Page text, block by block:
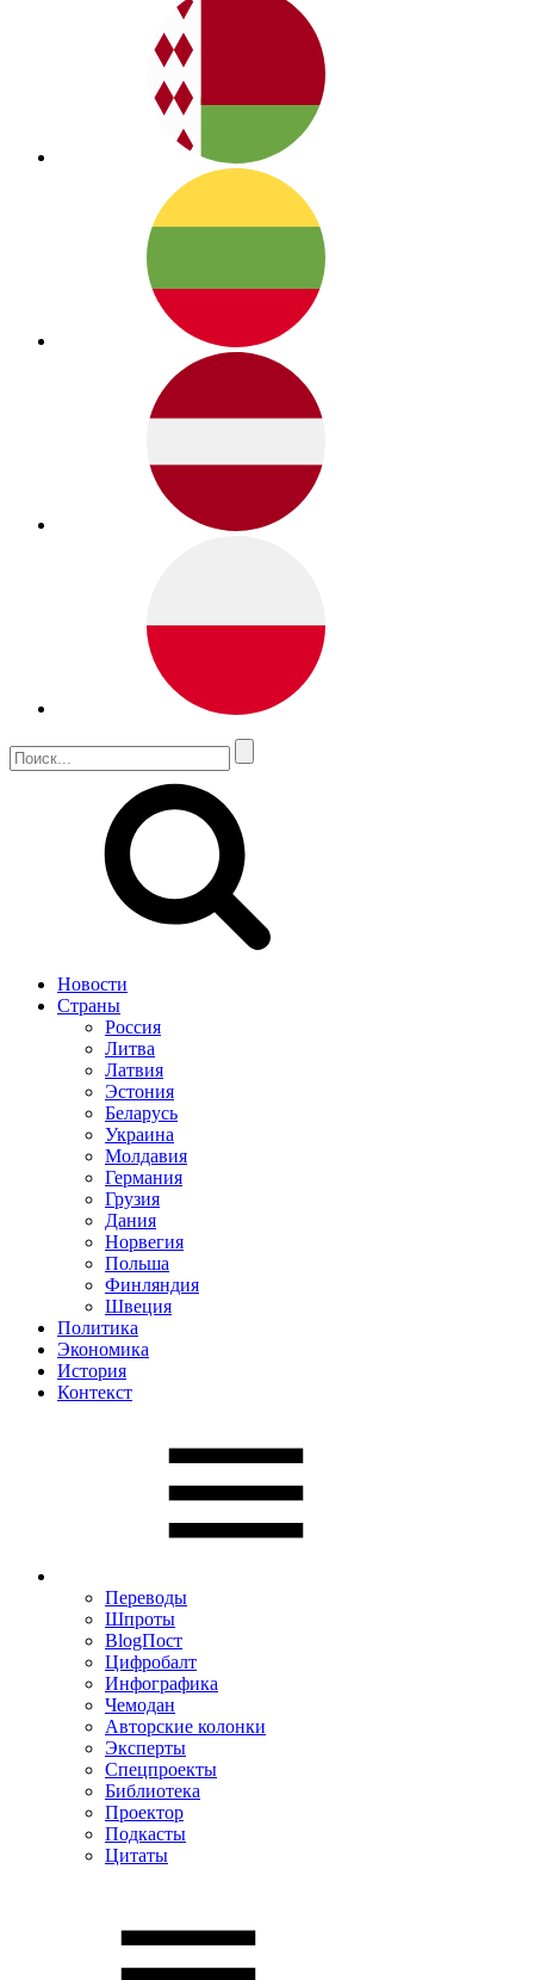
Новости
Страны
Россия
Литва
Латвия
Эстония
Беларусь
Украина
Молдавия
Германия
Грузия
Дания
Норвегия
Польша
Финляндия
Швеция
Политика
Экономика
История
Контекст
Переводы
Шпроты
BlogПост
Цифробалт
Инфографика
Чемодан
Авторские колонки
Эксперты
Спецпроекты
Библиотека
Проектор
Подкасты
Цитаты